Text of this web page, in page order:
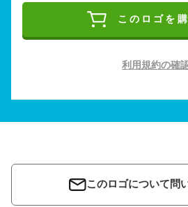
このロゴを
利用規約の確
このロゴについて問